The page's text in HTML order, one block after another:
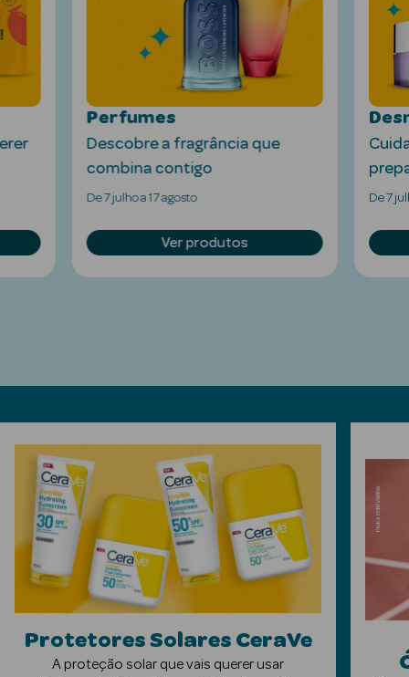
Corpo
Lábios
Solares Bebé e
Rosto e
Ver Tudo
Cosmética
Rosto
Hidratantes
Séruns Faciais
Creme de Olhos
Perfumes
Descobre a fragrância que
combina contigo
De 7 julho a 17 agosto
Ver produtos
De 7
Protetores Solares CeraVe
A proteção solar que vais querer usar